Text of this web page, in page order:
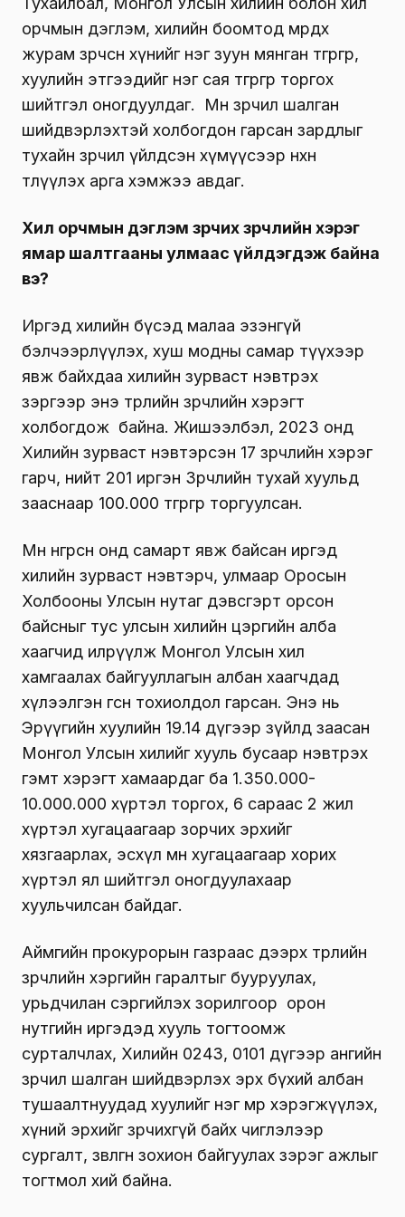
орчмын дэглэм, хилийн боомтод мөрдөх
журам зөрчсөн хүнийг нэг зуун мянган төгрөгөөр,
хуулийн этгээдийг нэг сая төгрөгөөр торгох
шийтгэл оногдуулдаг. Мөн зөрчил шалган
шийдвэрлэхтэй холбогдон гарсан зардлыг
тухайн зөрчил үйлдсэн хүмүүсээр нөхөн
төлүүлэх арга хэмжээ авдаг.
Хил орчмын дэглэм зөрчих зөрчлийн хэрэг
ямар шалтгааны улмаас үйлдэгдэж байна
вэ?
Иргэд хилийн бүсэд малаа эзэнгүй
бэлчээрлүүлэх, хуш модны самар түүхээр
явж байхдаа хилийн зурваст нэвтрэх
зэргээр энэ төрлийн зөрчлийн хэрэгт
холбогдож байна. Жишээлбэл, 2023 онд
Хилийн зурваст нэвтэрсэн 17 зөрчлийн хэрэг
гарч, нийт 201 иргэн Зөрчлийн тухай хуульд
зааснаар 100.000 төгрөгөөр торгуулсан.
Мөн өнгөрсөн онд самарт явж байсан иргэд
хилийн зурваст нэвтэрч, улмаар Оросын
Холбооны Улсын нутаг дэвсгэрт орсон
байсныг тус улсын хилийн цэргийн алба
хаагчид илрүүлж Монгол Улсын хил
хамгаалах байгууллагын албан хаагчдад
хүлээлгэн өгсөн тохиолдол гарсан. Энэ нь
Эрүүгийн хуулийн 19.14 дүгээр зүйлд заасан
Монгол Улсын хилийг хууль бусаар нэвтрэх
гэмт хэрэгт хамаардаг ба 1.350.000-
10.000.000 хүртэл торгох, 6 сараас 2 жил
хүртэл хугацаагаар зорчих эрхийг
хязгаарлах, эсхүл мөн хугацаагаар хорих
хүртэл ял шийтгэл оногдуулахаар
хуульчилсан байдаг.
Аймгийн прокурорын газраас дээрх төрлийн
зөрчлийн хэргийн гаралтыг бууруулах,
урьдчилан сэргийлэх зорилгоор орон
нутгийн иргэдэд хууль тогтоомж
сурталчлах, Хилийн 0243, 0101 дүгээр ангийн
зөрчил шалган шийдвэрлэх эрх бүхий албан
тушаалтнуудад хуулийг нэг мөр хэрэгжүүлэх,
хүний эрхийг зөрчихгүй байх чиглэлээр
сургалт, зөвлөгөөн зохион байгуулах зэрэг ажлыг
тогтмол хий байна.